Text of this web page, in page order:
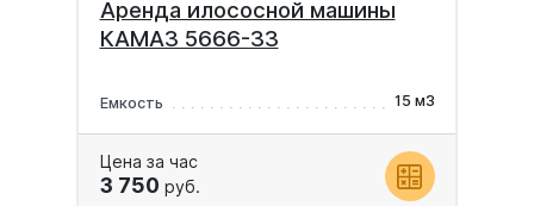
Аренда илососной машины
КАМАЗ 5666-33
Емкость 15 м3
Цена за час
3 750 руб.